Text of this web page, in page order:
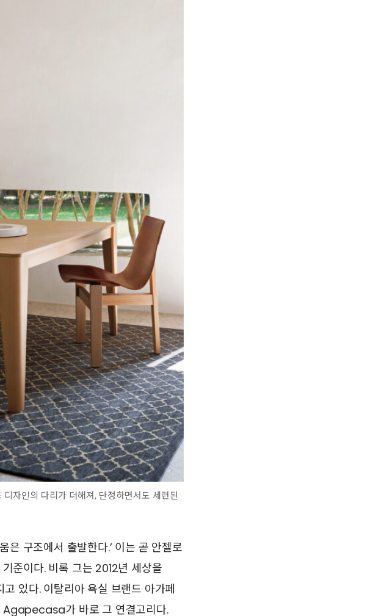
자인의 다리가 더해져, 단정하면서도 세련된
은 구조에서 출발한다.’ 이는 곧 안젤로
준이다. 비록 그는 2012년 세상을
있다. 이탈리아 욕실 브랜드 아가페
가 바로 그 연결고리다.